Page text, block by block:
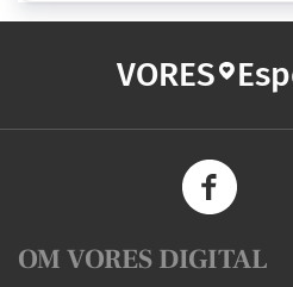
VORES
OM VORES DIGITAL